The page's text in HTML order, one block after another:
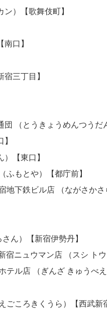
）【歌舞伎町】
口】
三丁目】
（とうきょうめんつうだ
【東口】
ふもとや）【都庁前】
地下鉄ビル店 （ながさかさ
ん）【新宿伊勢丹】
宿ニュウマン店 （スシ ト
テル店 （ぎんざ きゅうべえ
ごころきくうら）【西武新